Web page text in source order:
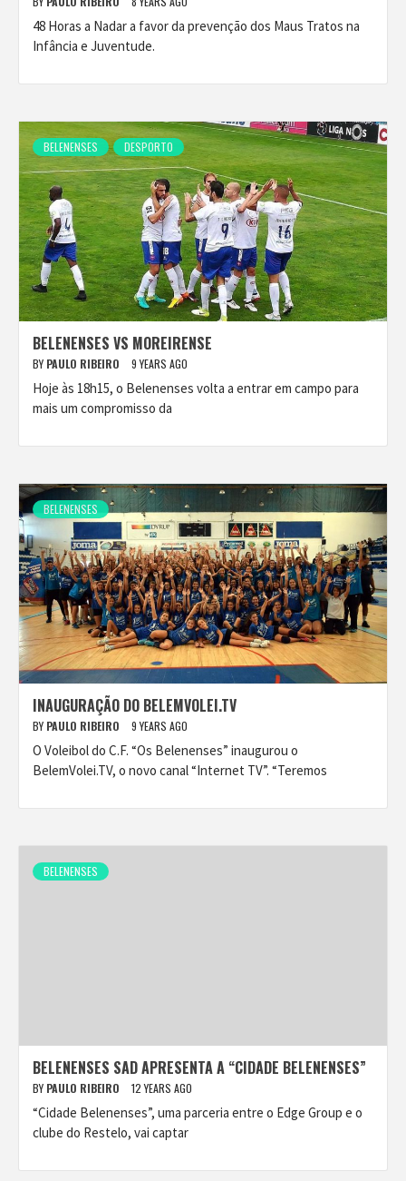
48 Horas a Nadar a favor da prevenção dos Maus Tratos na
Infância e Juventude.
BELENENSES DESPORTO
BELENENSES VS MOREIRENSE
BY PAULO RIBEIRO 9 YEARS AGO
Hoje às 18h15, o Belenenses volta a entrar em campo para
mais um compromisso da
BELENENSES
INAUGURAÇÃO DO BELEMVOLEI.TV
BY PAULO RIBEIRO 9 YEARS AGO
O Voleibol do C.F. “Os Belenenses” inaugurou o
BelemVolei.TV, o novo canal “Internet TV”. “Teremos
BELENENSES
BELENENSES SAD APRESENTA A “CIDADE BELENENSES”
BY PAULO RIBEIRO 12 YEARS AGO
“Cidade Belenenses”, uma parceria entre o Edge Group e o
clube do Restelo, vai captar